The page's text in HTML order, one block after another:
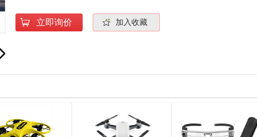
立即询价 加入收藏